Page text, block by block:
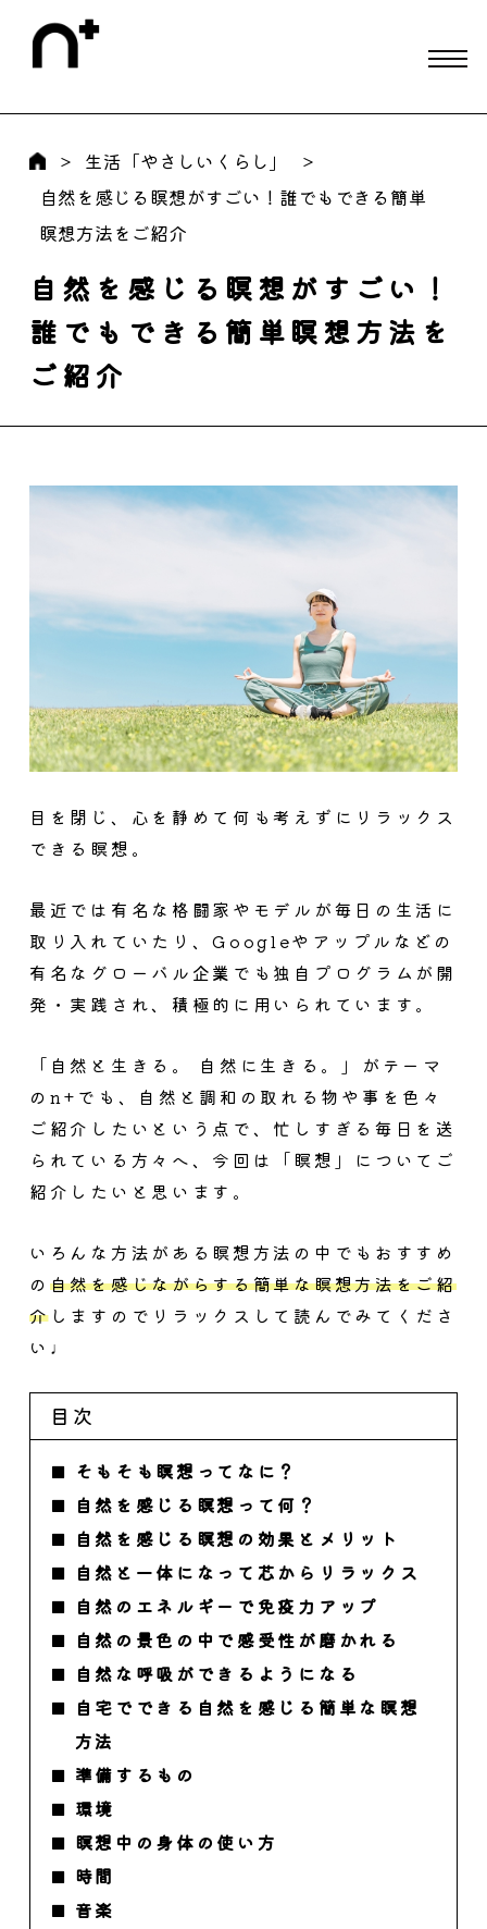
生活「やさしいくらし」
自然を感じる瞑想がすごい！誰でもできる簡単
瞑想方法をご紹介
自然を感じる瞑想がすごい！
誰でもできる簡単瞑想方法を
ご紹介
目を閉じ、心を静めて何も考えずにリラックス
できる瞑想。
最近では有名な格闘家やモデルが毎日の生活に
取り入れていたり、Googleやアップルなどの
有名なグローバル企業でも独自プログラムが開
発・実践され、積極的に用いられています。
「自然と生きる。 自然に生きる。」がテーマ
のn+でも、自然と調和の取れる物や事を色々
ご紹介したいという点で、忙しすぎる毎日を送
られている方々へ、今回は「瞑想」についてご
紹介したいと思います。
いろんな方法がある瞑想方法の中でもおすすめ
の 自然を感じながらする簡単な瞑想方法をご紹
介 しますのでリラックスして読んでみてくださ
い♩
目次
そもそも瞑想ってなに？
自然を感じる瞑想って何？
自然を感じる瞑想の効果とメリット
自然と一体になって芯からリラックス
自然のエネルギーで免疫力アップ
自然の景色の中で感受性が磨かれる
自然な呼吸ができるようになる
自宅でできる自然を感じる簡単な瞑想
方法
準備するもの
環境
瞑想中の身体の使い方
時間
音楽